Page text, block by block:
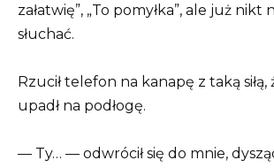
załatwię”, „To pomyłka”, ale już nikt
słuchać.
Rzucił telefon na kanapę z taką siłą,
upadł na podłogę.
— Ty… — odwrócił się do mnie,